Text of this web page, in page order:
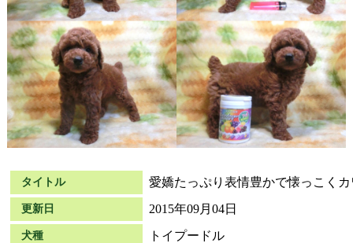
タイトル 愛嬌たっぷり表情豊かで懐っこく
更新日 2015年09月04日
犬種 トイプードル